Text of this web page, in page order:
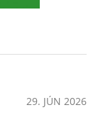
29. JÚN 2026